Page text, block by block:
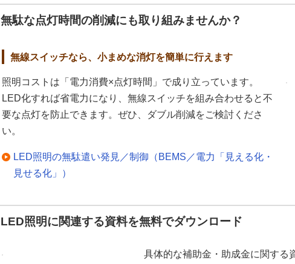
無駄な点灯時間の削減にも取り組みませんか？
無線スイッチなら、小まめな消灯を簡単に行えます
照明コストは「電力消費×点灯時間」で成り立っています。
LED化すれば省電力になり、無線スイッチを組み合わせると不
要な点灯を防止できます。ぜひ、ダブル削減をご検討くださ
い。
LED照明の無駄遣い発見／制御（BEMS／電力「見える化・
見せる化」）
LED照明に関連する資料を無料でダウンロード
具体的な補助金・助成金に関する